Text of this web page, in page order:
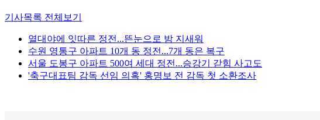
기사목록 전체보기
열대야에 잇따른 정전...뜬눈으로 밤 지새워
수원 영통구 아파트 10개 동 정전...7개 동은 복구
서울 도봉구 아파트 500여 세대 정전...승강기 갇힘 사고도
'축구대표팀 감독 선임 의혹' 홍명보 전 감독 첫 소환조사